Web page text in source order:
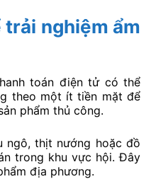
nghiệm ẩm
toán điện tử có thể
theo một ít tiền mặt để
phẩm thủ công.
ngô, thịt nướng hoặc đồ
trong khu vực hội. Đây
địa phương.